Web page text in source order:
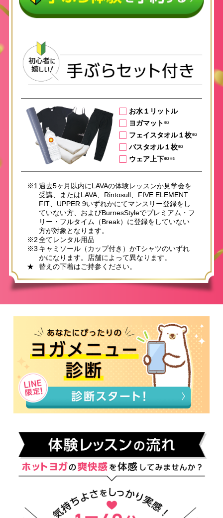
お水１リットル
ヨガマット ※2
フェイスタオル１枚※2
バスタオル１枚※2
ウェア上下※2※3
※1過去5ヶ月以内にLAVAの体験レッスンか見学会を
受講、またはLAVA、Rintosull、FIVE ELEMENT
FIT、UPPER 9いずれかにてマンスリー登録をし
ていない方、およびBurnesStyleでプレミアム・フ
リー・フルタイム（Break）に登録をしていない
方が対象となります。
※2全てレンタル用品
※3 キャミソール（カップ付き）かTシャツのいずれ
かになります。店舗によって異なります。
★
替えの下着はご持参ください。